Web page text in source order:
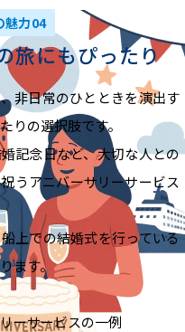
魅力04
旅にもぴったり
非日常のひとときを演出す
りの選択肢です。
記念日など、大切な人との
うアニバーサリーサービス
上での結婚式を行っている
ます。
ーサービスの一例